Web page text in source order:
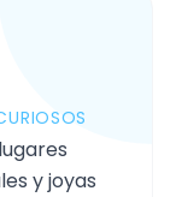
y joyas